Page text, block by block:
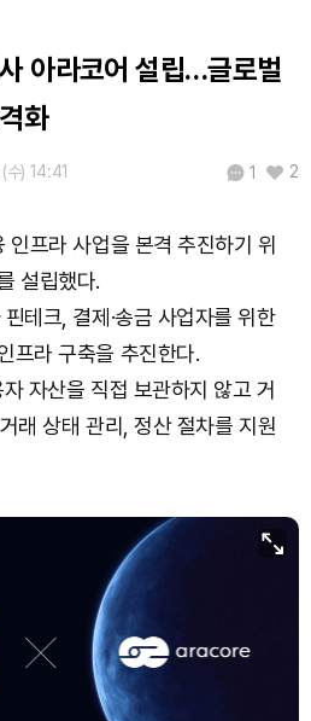
아라코어 설립…글로벌
화
) 14:41 1 2
인프라 사업을 본격 추진하기 위
설립했다.
테크, 결제·송금 사업자를 위한
프라 구축을 추진한다.
자산을 직접 보관하지 않고 거
래 상태 관리, 정산 절차를 지원